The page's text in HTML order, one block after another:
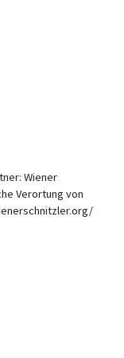
Wiener
Verortung von